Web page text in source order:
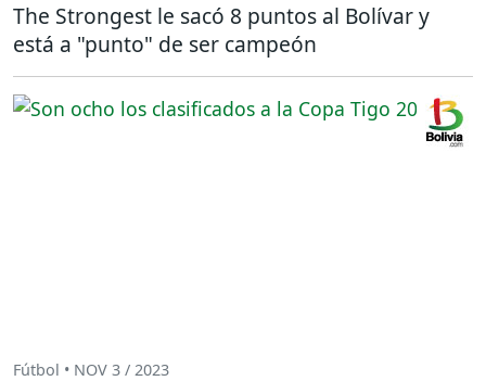
The Strongest le sacó 8 puntos al Bolívar y
está a "punto" de ser campeón
Fútbol • NOV 3 / 2023